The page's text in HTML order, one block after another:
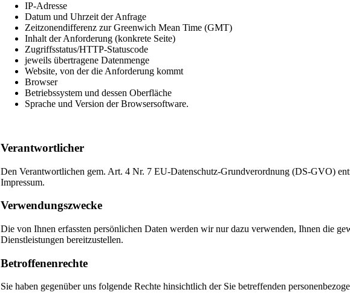
IP-Adresse
Datum und Uhrzeit der Anfrage
Zeitzonendifferenz zur Greenwich Mean Time (GMT)
Inhalt der Anforderung (konkrete Seite)
Zugriffsstatus/HTTP-Statuscode
jeweils übertragene Datenmenge
Website, von der die Anforderung kommt
Browser
Betriebssystem und dessen Oberfläche
Sprache und Version der Browsersoftware.
Verantwortlicher
Den Verantwortlichen gem. Art. 4 Nr. 7 EU-Datenschutz-Grundverordnung (DS-GVO)
Impressum.
Verwendungszwecke
Die von Ihnen erfassten persönlichen Daten werden wir nur dazu verwenden, Ihnen die
Dienstleistungen bereitzustellen.
Betroffenenrechte
Sie haben gegenüber uns folgende Rechte hinsichtlich der Sie betreffenden